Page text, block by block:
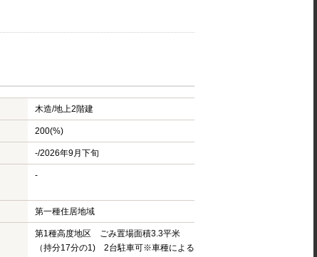
木造/地上2階建
200(%)
-/2026年9月下旬
-
第一種住居地域
第1種高度地区 ごみ置場面積3.3平米
（持分17分の1) 2台駐車可※車種による